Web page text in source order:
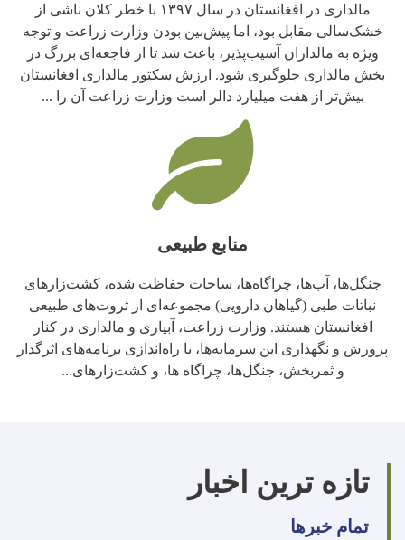
مالداری در افغانستان در سال ۱۳۹۷ با خطر کلان ناشی از
خشک‌سالی مقابل بود، اما پیش‌بین بودن وزارت زراعت و توجه
ویژه به مالداران آسیب‌پذیر، باعث شد تا از فاجعه‌ای بزرگ در
بخش مالداری جلوگیری شود. ارزش سکتور مالداری افغانستان
بیش‌تر از هفت میلیارد دالر است وزارت زراعت آن را ...
منابع طبیعی
جنگل‌ها، آب‌ها، چراگاه‌ها، ساحات حفاظت شده، کشت‌زارهای
نباتات طبی (گیاهان دارویی) مجموعه‌ای از ثروت‌های طبیعی
افغانستان هستند. وزارت زراعت، آبیاری و مالداری در کنار
پرورش و نگهداری این سرمایه‌ها، با راه‌اندازی برنامه‌های اثرگذار
و ثمربخش، جنگل‌ها، چراگاه‌ ها، و کشت‌زارهای...
تازه ترین اخبار
تمام خبرها